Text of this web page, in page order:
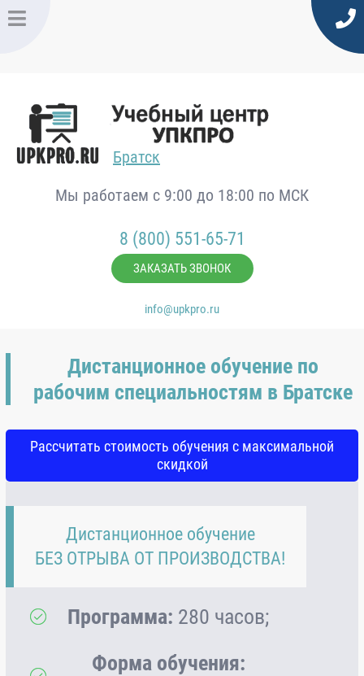
Братск
Мы работаем с 9:00 до 18:00 по МСК
8 (800) 551-65-71
ЗАКАЗАТЬ ЗВОНОК
info@upkpro.ru
Дистанционное обучение по
рабочим специальностям в Братске
Рассчитать стоимость обучения с максимальной
скидкой
Дистанционное обучение
БЕЗ ОТРЫВА ОТ ПРОИЗВОДСТВА!
Программа: 280 часов;
Форма обучения: